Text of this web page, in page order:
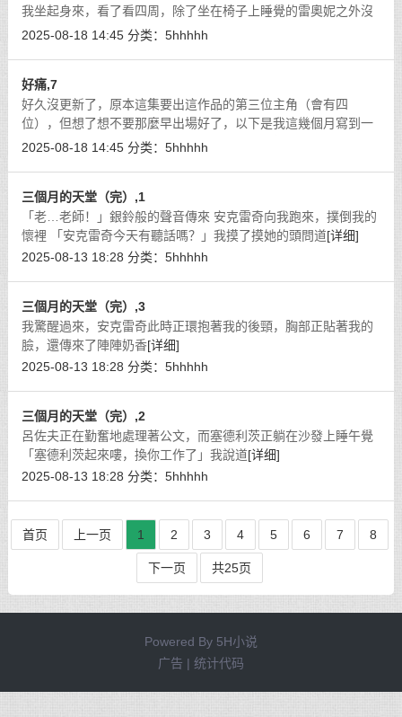
我坐起身來，看了看四周，除了坐在椅子上睡覺的雷奧妮之外沒
有別人[详细]
2025-08-18 14:45 分类： 5hhhhh
好痛,7
好久沒更新了，原本這集要出這作品的第三位主角（會有四
位），但想了想不要那麼早出場好了，以下是我這幾個月寫到一
半停下的作品題材，有想看的話我會將它續寫然後丟出
2025-08-18 14:45 分类： 5hhhhh
三個月的天堂（完）,1
「老…老師！」銀鈴般的聲音傳來 安克雷奇向我跑來，撲倒我的
懷裡 「安克雷奇今天有聽話嗎？」我摸了摸她的頭問道[详细]
2025-08-13 18:28 分类： 5hhhhh
三個月的天堂（完）,3
我驚醒過來，安克雷奇此時正環抱著我的後頸，胸部正貼著我的
臉，還傳來了陣陣奶香[详细]
2025-08-13 18:28 分类： 5hhhhh
三個月的天堂（完）,2
呂佐夫正在勤奮地處理著公文，而塞德利茨正躺在沙發上睡午覺
「塞德利茨起來嘍，換你工作了」我說道[详细]
2025-08-13 18:28 分类： 5hhhhh
首页 上一页 1 2 3 4 5 6 7 8
下一页 共25页
Powered By 5H小说
广告 | 统计代码